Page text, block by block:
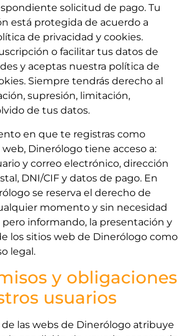
solicitud de pago. Tu
está protegida de acuerdo a
de privacidad y cookies.
o facilitar tus datos de
y aceptas nuestra política de
Siempre tendrás derecho al
supresión, limitación,
de tus datos.
en que te registras como
Dinerólogo tiene acceso a:
y correo electrónico, dirección
DNI/CIF y datos de pago. En
se reserva el derecho de
momento y sin necesidad
pero informando, la presentación y
los sitios web de Dinerólogo como
legal.
y obligaciones
usuarios
de las webs de Dinerólogo atribuye